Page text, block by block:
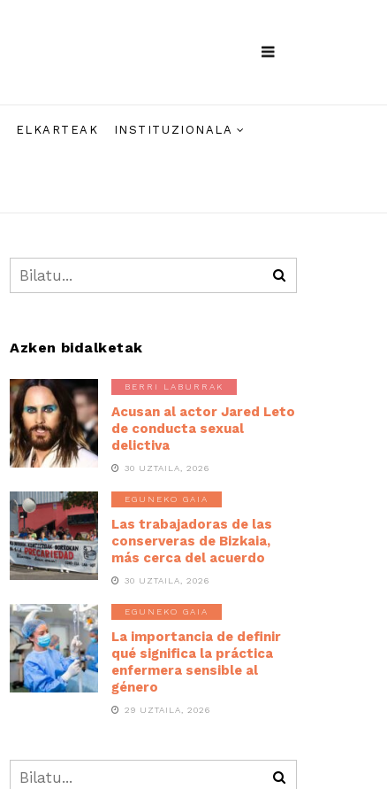
ELKARTEAK INSTITUZIONALA
Azken bidalketak
BERRI LABURRAK
Acusan al actor Jared Leto
de conducta sexual
delictiva
30 UZTAILA, 2026
EGUNEKO GAIA
Las trabajadoras de las
conserveras de Bizkaia,
más cerca del acuerdo
30 UZTAILA, 2026
EGUNEKO GAIA
La importancia de definir
qué significa la práctica
enfermera sensible al
género
29 UZTAILA, 2026